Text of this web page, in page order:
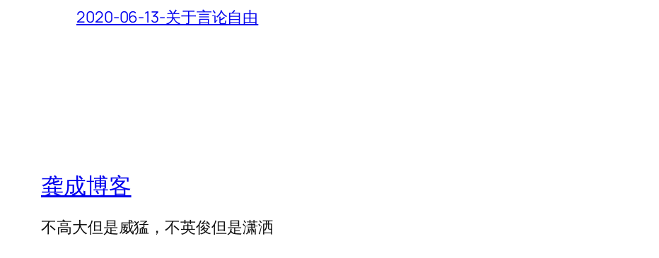
2020-06-13-关于言论自由
龚成博客
不高大但是威猛，不英俊但是潇洒